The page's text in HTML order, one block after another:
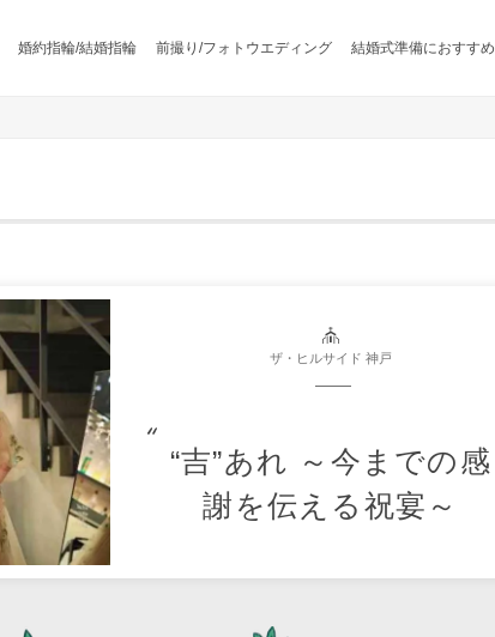
婚約指輪/結婚指輪 前撮り/フォトウエディング 結婚式準備におすすめ
ザ・ヒルサイド 神戸
“吉”あれ ～今までの感
謝を伝える祝宴～